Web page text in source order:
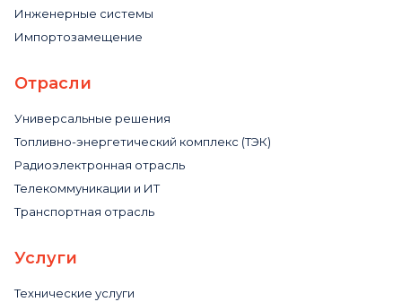
Инженерные системы
Импортозамещение
Отрасли
Универсальные решения
Топливно-энергетический комплекс (ТЭК)
Радиоэлектронная отрасль
Телекоммуникации и ИТ
Транспортная отрасль
Услуги
Технические услуги